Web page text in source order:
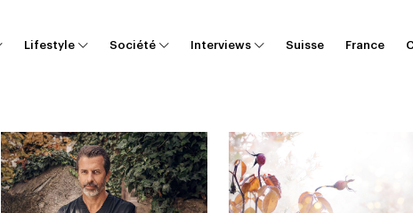
Lifestyle Société Interviews Suisse France